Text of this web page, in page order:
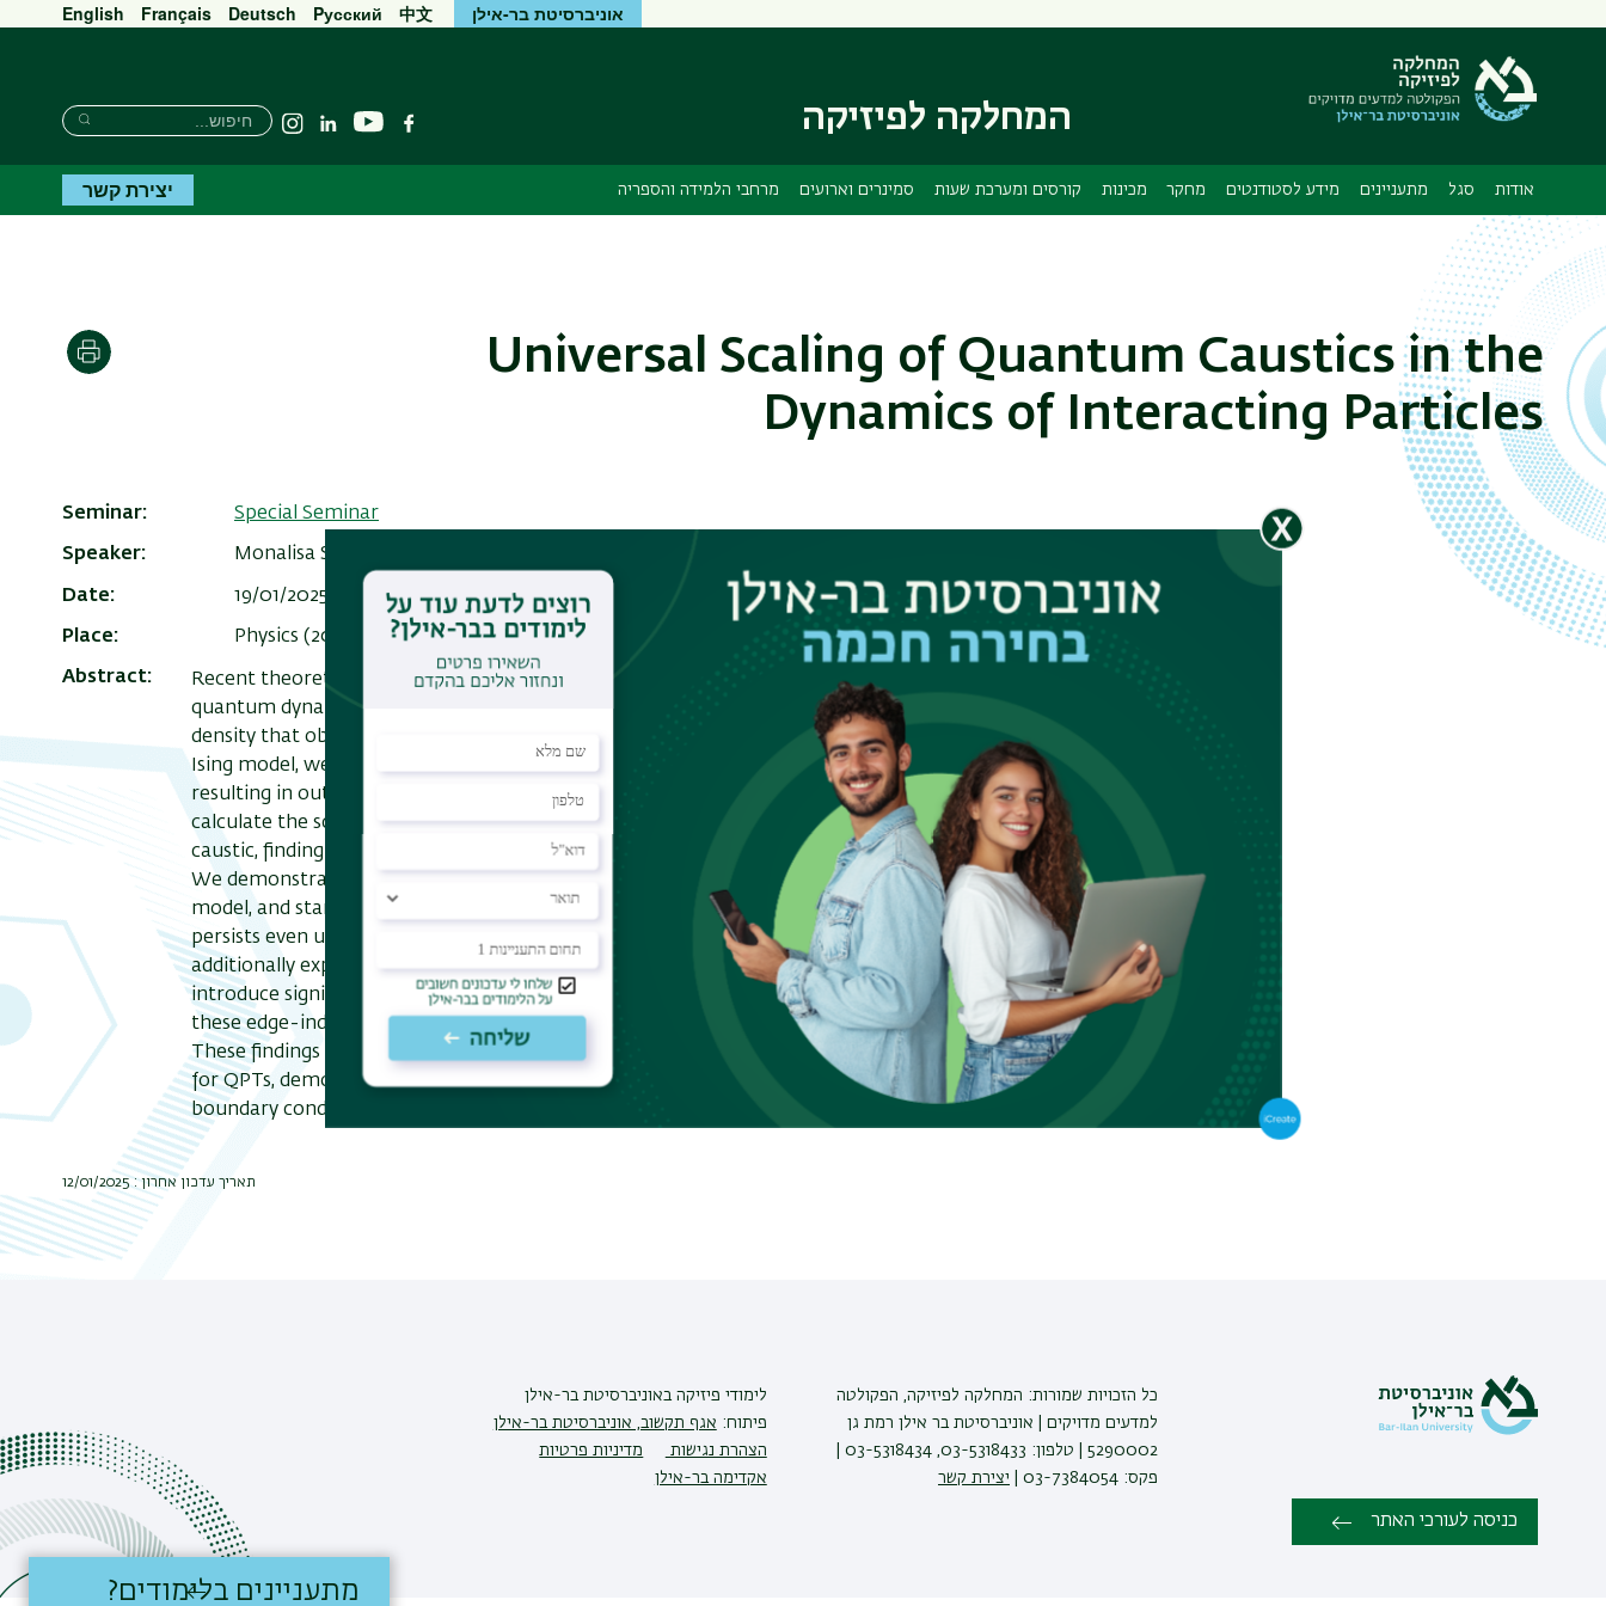
תפריט
משני
אוניברסיטת בר-אילן English Français Deutsch Pусский 中文
המחלקה לפיזיקה פייסבוקיוטיוב Linkedin
Instagram
חיפוש
חיפוש
חיפוש
אודות סגל מתעניינים מידע לסטודנטים מחקר מכינות קורסים ומערכת שעות סמינרים וארועים מרחבי הלמידה והספריה יצירת קשר
Universal Scaling of Quantum Caustics in the
Dynamics of Interacting Particles
הדפסה
Seminar Special Seminar
Speaker Monalisa Singh Roy
Date 19/01/2025 , 12:30 -13:30 Add to Calendar
Place Physics (202) room 303
Abstract
Recent theoretical studies have predicted the existence of caustics in many-body
quantum dynamics, where they manifest as extended regions of enhanced probability
density that obey temporal and spatial scaling relations. Focusing on the transverse-field
Ising model, we investigate the dynamics initiated by a local quench in a spin chain,
resulting in outward-propagating excitations that create a distinct caustic pattern. We
calculate the scaling of the first two maxima of the interference fringes dressing the
caustic, finding a universal exponent of 2/3, associated with an Airy function catastrophe.
We demonstrate that this property is universal in the entire paramagnetic phase of the
model, and starts varying at the quantum phase transition (QPT). This robust scaling
persists even under perturbations that break the integrability of the model. We
additionally explore the effect of boundary conditions and find that open boundaries
introduce significant edge effects, leading to complex interference patterns. Despite
these edge-induced dynamics, the overall power-law scaling exponent remains robust.
These findings highlight the potential of quantum caustics as a powerful diagnostic tool
for QPTs, demonstrating resilience against integrability-breaking perturbations and
boundary condition variations.
תאריך עדכון אחרון : 12/01/2025
כניסה לעורכי האתר
כל הזכויות שמורות: המחלקה לפיזיקה, הפקולטה
למדעים מדויקים | אוניברסיטת בר אילן רמת גן
פקס: 03-7384054 |
יצירת קשר
לימודי פיזיקהבאוניברסיטת בר-אילן
פיתוח: אגף תקשוב, אוניברסיטת בר-אילן
הצהרת נגישות
מדיניות פרטיות
אקדימה בר-אילן
מתעניינים בלימודים?